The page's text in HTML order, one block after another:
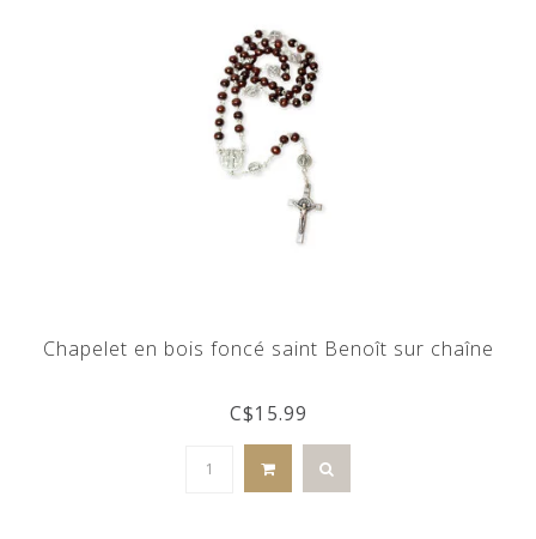
Chapelet en bois foncé saint Benoît sur chaîne
C$15.99